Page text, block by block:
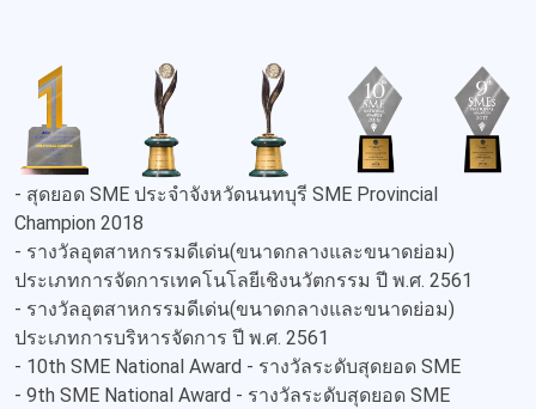
- สุดยอด SME ประจำจังหวัดนนทบุรี SME Provincial
Champion 2018
- รางวัลอุตสาหกรรมดีเด่น(ขนาดกลางและขนาดย่อม)
ประเภทการจัดการเทคโนโลยีเชิงนวัตกรรม ปี พ.ศ. 2561
- รางวัลอุตสาหกรรมดีเด่น(ขนาดกลางและขนาดย่อม)
ประเภทการบริหารจัดการ ปี พ.ศ. 2561
- 10th SME National Award - รางวัลระดับสุดยอด SME
- 9th SME National Award - รางวัลระดับสุดยอด SME